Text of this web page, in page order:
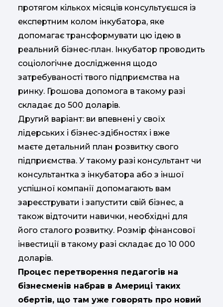
протягом кількох місяців консультуєшся із
експертним колом інкубатора, яке
допомагає трансформувати цю ідею в
реальний бізнес-план. Інкубатор проводить
соціологічне дослідження щодо
затребуваності твого підприємства на
ринку. Грошова допомога в такому разі
складає до 500 доларів.
Другий варіант: ви впевнені у своїх
лідерських і бізнес-здібностях і вже
маєте детальний план розвитку свого
підприємства. У такому разі консультант чи
консультантка з інкубатора або з іншої
успішної компанії допомагають вам
зареєструвати і запустити свій бізнес, а
також відточити навички, необхідні для
його сталого розвитку. Розмір фінансової
інвестиції в такому разі складає до 10 000
доларів.
Процес перетворення педагогів на
бізнесменів набрав в Америці таких
обертів, що там уже говорять про новий